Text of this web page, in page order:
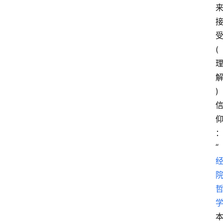
来
接
受
(
理
解
)
信
仰
：
“
经
院
哲
学
本